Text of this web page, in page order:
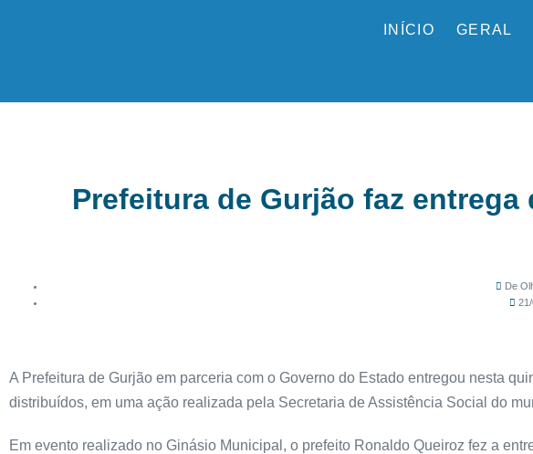
INÍCIO GERAL
Prefeitura de Gurjão faz
De
A Prefeitura de Gurjão em parceria com o Governo do Estado entregou nesta
distribuídos, em uma ação realizada pela Secretaria de Assistência Social do
Em evento realizado no Ginásio Municipal, o prefeito Ronaldo Queiroz fez a